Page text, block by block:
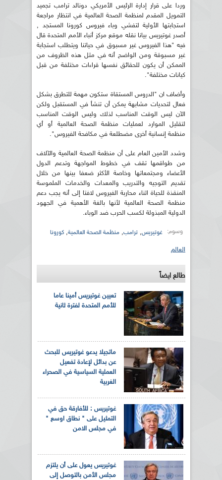
وردا على قرار إدارة الرئيس الأمريكي دونالد ترامب تجميد
التمويل المقدم لمنظمة الصحة العالمية في انتظار مراجعة
استجابتها الأولية لتفشي وباء فيروس كورونا المستجد ,
أصدر غوتيريس بيانا نقله موقع مركز أنباء الأمم المتحدة قال
فيه "هذا الفيروس غير مسبوق في حياتنا ويتطلب استجابة
غير مسبوقة ومن الواضح أنه في مثل هذه الظروف من
الممكن أن يكون للحقائق نفسها قراءات مختلفة من قبل
كيانات مختلفة".
وأضاف ان "الدروس المستقاة ستكون مهمة للتطرق بشكل
فعال لتحديات مشابهة يمكن أن تنشأ في المستقبل ولكن
الآن ليس الوقت المناسب لذلك وليس الوقت المناسب
لتقليل الموارد لعمليات منظمة الصحة العالمية أو أي
منظمة إنسانية أخرى مضطلعة في مكافحة الفيروس".
وشدد الأمين العام على أن منظمة الصحة العالمية والآلاف
من طواقمها تقف في خطوط المواجهة وتدعم الدول
الأعضاء ومجتمعاتها وخاصة الأكثر ضعفا بينها من خلال
تقديم التوجيه والتدريب والمعدات والخدمات الملموسة
المنقذة للحياة اثناء محاربة الفيروس لافتا إلى أنه يجب دعم
منظمة الصحة العالمية لأنها بالغة الأهمية في الجهود
الدولية المبذولة لكسب الحرب ضد الوباء.
وسوم: غوتيريس, ترامب, منظمة الصحة العالمية, كورونا
العالم
طالع ايضاً
تعيين غوتيريس أمينا عاما
للأمم المتحدة لفترة ثانية
ماتجيلا يدعو غوتيريس للبحث
عن بدائل لإعادة تفعيل
العملية السياسية في الصحراء
الغربية
غوتيريس : للأفارقة حق في
التمثيل على " نطاق اوسع "
في مجلس الامن
غوتيريس يعول على أن يلتزم
مجلس الأمن بالتوصل إلى